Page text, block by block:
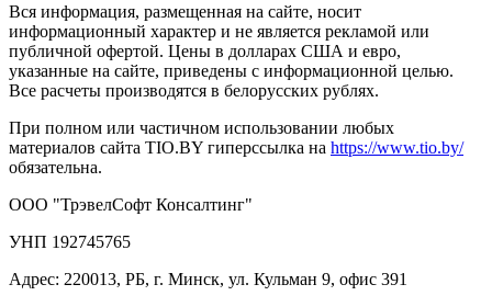
Вся информация, размещенная на сайте, носит
информационный характер и не является рекламой или
публичной офертой. Цены в долларах США и евро,
указанные на сайте, приведены с информационной целью.
Все расчеты производятся в белорусских рублях.
При полном или частичном использовании любых
материалов сайта TIO.BY гиперссылка на https://www.tio.by/
обязательна.
ООО "ТрэвелСофт Консалтинг"
УНП 192745765
Адрес: 220013, РБ, г. Минск, ул. Кульман 9, офис 391